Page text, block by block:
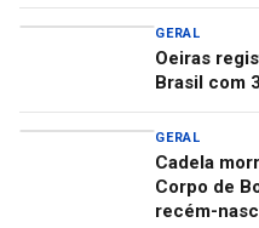
GERAL
Oeiras
Brasil com
GERAL
Cadela
Corpo de
recém-